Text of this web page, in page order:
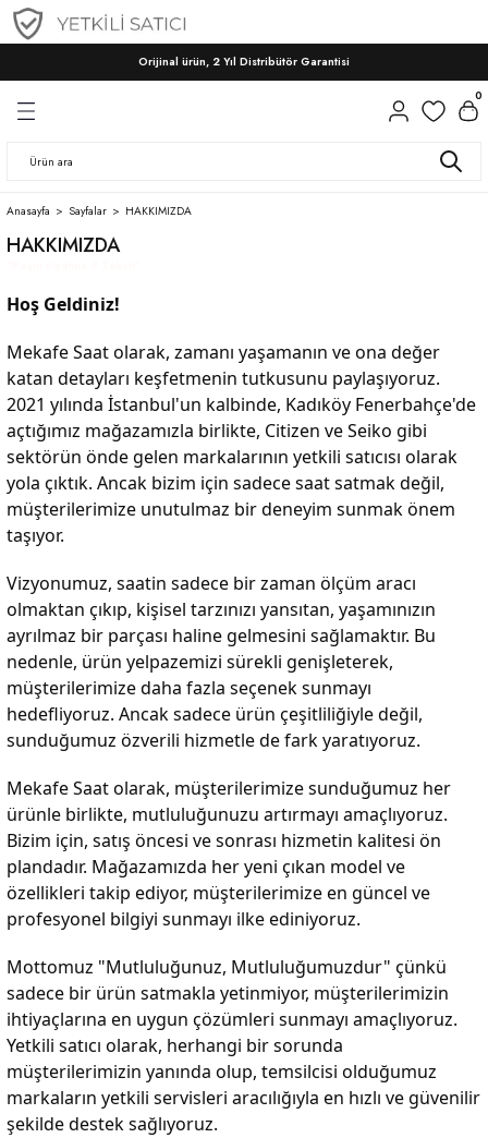
Orijinal ürün, 2 Yıl Distribütör Garantisi
Geri Dön
CITIZEN
SEIKO
Geri Dön
SEIKO
Geri Dön
CITIZEN
WAINER
0
Anasayfa Sayfalar HAKKIMIZDA
HAKKIMIZDA
Hoş Geldiniz!
Mekafe Saat olarak, zamanı yaşamanın ve ona değer
katan detayları keşfetmenin tutkusunu paylaşıyoruz.
2021 yılında İstanbul'un kalbinde, Kadıköy Fenerbahçe'de
açtığımız mağazamızla birlikte, Citizen ve Seiko gibi
sektörün önde gelen markalarının yetkili satıcısı olarak
yola çıktık. Ancak bizim için sadece saat satmak değil,
müşterilerimize unutulmaz bir deneyim sunmak önem
taşıyor.
Vizyonumuz, saatin sadece bir zaman ölçüm aracı
olmaktan çıkıp, kişisel tarzınızı yansıtan, yaşamınızın
ayrılmaz bir parçası haline gelmesini sağlamaktır. Bu
nedenle, ürün yelpazemizi sürekli genişleterek,
müşterilerimize daha fazla seçenek sunmayı
hedefliyoruz. Ancak sadece ürün çeşitliliğiyle değil,
sunduğumuz özverili hizmetle de fark yaratıyoruz.
Mekafe Saat olarak, müşterilerimize sunduğumuz her
ürünle birlikte, mutluluğunuzu artırmayı amaçlıyoruz.
Bizim için, satış öncesi ve sonrası hizmetin kalitesi ön
plandadır. Mağazamızda her yeni çıkan model ve
özellikleri takip ediyor, müşterilerimize en güncel ve
profesyonel bilgiyi sunmayı ilke ediniyoruz.
Mottomuz "Mutluluğunuz, Mutluluğumuzdur" çünkü
sadece bir ürün satmakla yetinmiyor, müşterilerimizin
ihtiyaçlarına en uygun çözümleri sunmayı amaçlıyoruz.
Yetkili satıcı olarak, herhangi bir sorunda
müşterilerimizin yanında olup, temsilcisi olduğumuz
markaların yetkili servisleri aracılığıyla en hızlı ve güvenilir
şekilde destek sağlıyoruz.